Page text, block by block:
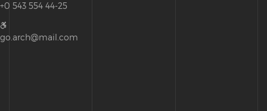
+0 543 554 44-25
go.arch@mail.com